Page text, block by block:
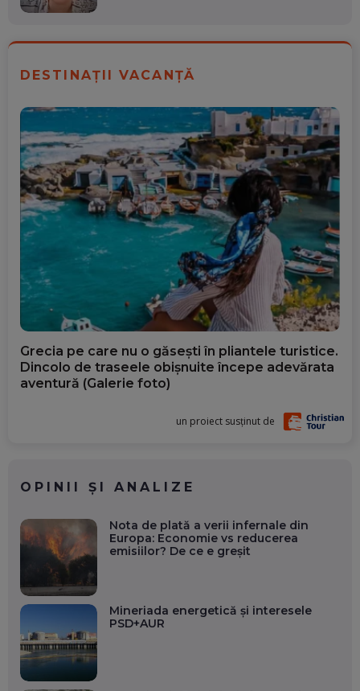
DESTINAȚII VACANȚĂ
Grecia pe care nu o găsești în pliantele turistice.
Dincolo de traseele obișnuite începe adevărata
aventură (Galerie foto)
un proiect susținut de
OPINII ȘI ANALIZE
Nota de plată a verii infernale din
Europa: Economie vs reducerea
emisiilor? De ce e greșit
Mineriada energetică și interesele
PSD+AUR